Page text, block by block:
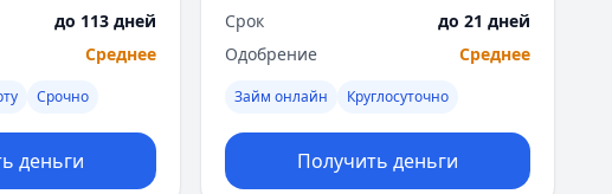
Р
Ростов-на-Дону
Рязань
С
до 113 дней
Среднее
Срочно
деньги
Срок
до 21 дней
Одобрение
Среднее
Займ онлайн Круглосуточно
Получить деньги